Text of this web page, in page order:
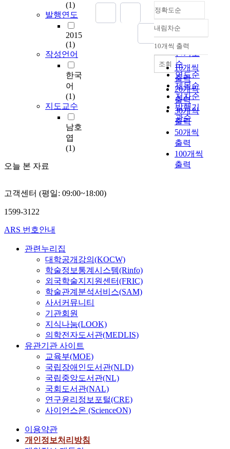
(1)
발행연도
2015
(1)
작성언어
한국
어
(1)
지도교수
남호
엽
(1)
오늘 본 자료
e
정확도순
정확도
순
인기도
순
연도순
제목순
저자순
발행기
관순
내림차순
내림차순
10개씩 출력
10개씩
출력
20개씩
출력
30개씩
출력
50개씩
출력
100개씩
출력
조회
고객센터 (평일: 09:00~18:00)
1599-3122
ARS 번호안내
관련누리집
대학공개강의(KOCW)
학술정보통계시스템(Rinfo)
외국학술지지원센터(FRIC)
학술관계분석서비스(SAM)
사서커뮤니티
기관회원
지식나눔(LOOK)
의학전자도서관(MEDLIS)
유관기관 사이트
교육부(MOE)
국립장애인도서관(NLD)
국립중앙도서관(NL)
국회도서관(NAL)
연구윤리정보포털(CRE)
사이언스온 (ScienceON)
이용약관
개인정보처리방침